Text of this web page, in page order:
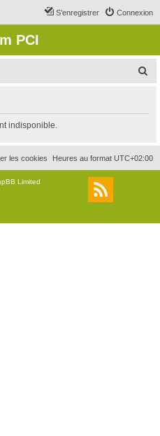
Connexion
S’enregistrer
PCI
r
c
r
indisponible.
Heures au format UTC+02:00
les cookies
Limited